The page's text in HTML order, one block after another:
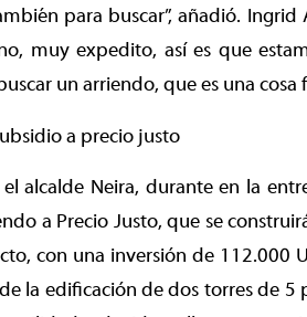
para buscar”, añadió. Ingrid
muy expedito, así es que
un arriendo, que es una cosa
a precio justo
alcalde Neira, durante en la
a Precio Justo, que se
con una inversión de 112.000
la edificación de dos torres de 5